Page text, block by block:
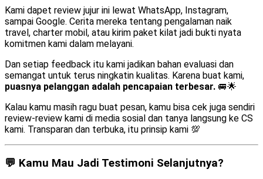
Kami dapet review jujur ini lewat WhatsApp, Instagram,
sampai Google. Cerita mereka tentang pengalaman naik
travel, charter mobil, atau kirim paket kilat jadi bukti nyata
komitmen kami dalam melayani.
Dan setiap feedback itu kami jadikan bahan evaluasi dan
semangat untuk terus ningkatin kualitas. Karena buat kami,
puasnya pelanggan adalah pencapaian terbesar. 🚐🌟
Kalau kamu masih ragu buat pesan, kamu bisa cek juga sendiri
review-review kami di media sosial dan tanya langsung ke CS
kami. Transparan dan terbuka, itu prinsip kami 💯
💬 Kamu Mau Jadi Testimoni Selanjutnya?